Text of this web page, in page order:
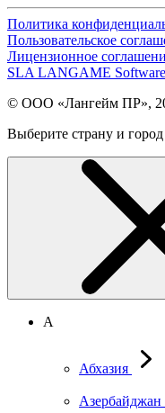
Политика
Пользовательское
Лицензионное
SLA LANGAME Software
© ООО «Лангейм ПР»,
Выберите страну и город
А
Абхазия
Азербайджан